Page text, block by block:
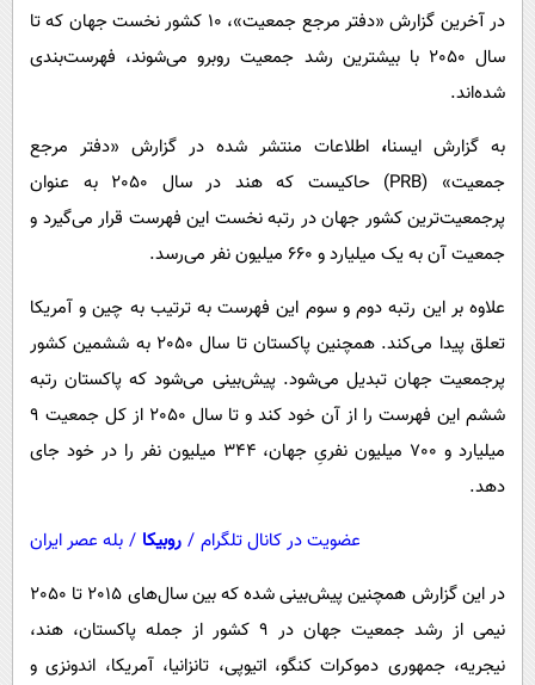
مجله تصویری سلاح
ورزش
سیاست
فناوری
گوناگون
فرهنگی
بین الملل
اجتماعی
سیاست خارجی
داستان کوتاه
روانشناسی
آشپزی
دانلود
آموزش زبان
در آخرین گزارش «دفتر مرجع جمعیت»، 10 کشور نخست جهان که تا
سال 2050 با بیشترین رشد جمعیت روبرو می‌شوند، فهرست‌بندی
شده‌اند.
به گزارش ایسنا، اطلاعات منتشر شده در گزارش «دفتر مرجع
جمعیت» (PRB) حاکیست که هند در سال 2050 به عنوان
پرجمعیت‌ترین کشور جهان در رتبه نخست این فهرست قرار می‌گیرد و
جمعیت آن به یک میلیارد و 660 میلیون نفر می‌رسد.
علاوه بر این رتبه دوم و سوم این فهرست به ترتیب به چین و آمریکا
تعلق پیدا می‌کند. همچنین پاکستان تا سال 2050 به ششمین کشور
پرجمعیت جهان تبدیل می‌شود. پیش‌بینی می‌شود که پاکستان رتبه
ششم این فهرست را از آن خود کند و تا سال 2050 از کل جمعیت 9
میلیارد و 700 میلیون نفریِ جهان، 344 میلیون نفر را در خود جای
دهد.
عضویت در کانال تلگرام / روبیکا / بله عصر ایران
در این گزارش همچنین پیش‌بینی شده که بین سال‌های 2015 تا 2050
نیمی از رشد جمعیت جهان در 9 کشور از جمله پاکستان، هند،
نیجریه، جمهوری دموکرات کنگو، اتیوپی، تانزانیا، آمریکا، اندونزی و